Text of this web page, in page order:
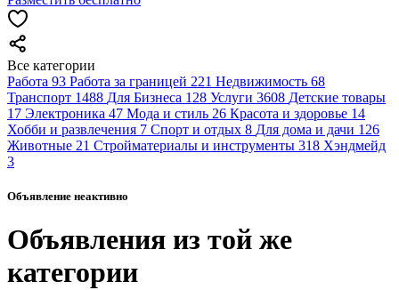
Все категории
Работа 93 Работа за границей 221 Недвижимость 68
Транспорт 1488 Для Бизнеса 128 Услуги 3608 Детские товары
17 Электроника 47 Мода и стиль 26 Красота и здоровье 14
Хобби и развлечения 7 Спорт и отдых 8 Для дома и дачи 126
Животные 21 Стройматериалы и инструменты 318 Хэндмейд
3
Объявление неактивно
Объявления из той же
категории